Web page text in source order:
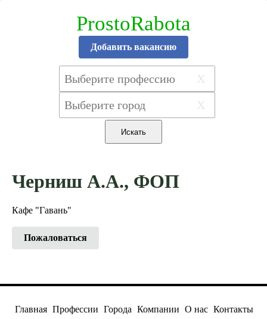
ProstoRabota
Добавить вакансию
X
X
Черниш А.А., ФОП
Кафе "Гавань"
Пожаловаться
Главная Профессии Города Компании О нас Контакты